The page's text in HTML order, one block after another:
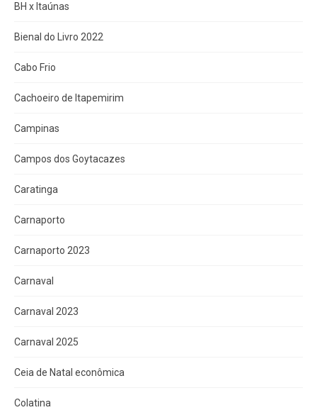
BH x Itaúnas
Bienal do Livro 2022
Cabo Frio
Cachoeiro de Itapemirim
Campinas
Campos dos Goytacazes
Caratinga
Carnaporto
Carnaporto 2023
Carnaval
Carnaval 2023
Carnaval 2025
Ceia de Natal econômica
Colatina